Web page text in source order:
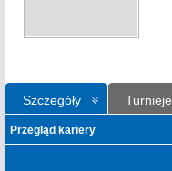
Szczegóły Turnieje
Przegląd kariery